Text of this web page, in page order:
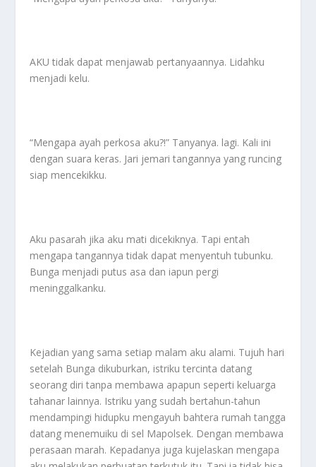
AKU tidak dapat menjawab pertanyaannya. Lidahku
menjadi kelu.
“Mengapa ayah perkosa aku?!” Tanyanya. lagi. Kali ini
dengan suara keras. Jari jemari tangannya yang runcing
siap mencekikku.
Aku pasarah jika aku mati dicekiknya. Tapi entah
mengapa tangannya tidak dapat menyentuh tubunku.
Bunga menjadi putus asa dan iapun pergi
meninggalkanku.
Kejadian yang sama setiap malam aku alami. Tujuh hari
setelah Bunga dikuburkan, istriku tercinta datang
seorang diri tanpa membawa apapun seperti keluarga
tahanar lainnya. Istriku yang sudah bertahun-tahun
mendampingi hidupku mengayuh bahtera rumah tangga
datang menemuiku di sel Mapolsek. Dengan membawa
perasaan marah. Kepadanya juga kujelaskan mengapa